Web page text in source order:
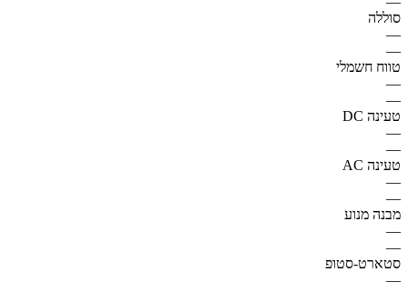
סוללה
—
—
טווח חשמלי
—
—
טעינה DC
—
—
טעינה AC
—
—
מבנה מנוע
—
—
סטארט-סטופ
—